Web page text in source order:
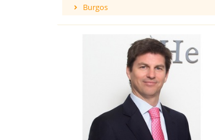
Burgos
Cuenca
Girona
Granada